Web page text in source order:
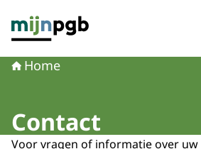
Home
Contact
Voor vragen of informatie over uw